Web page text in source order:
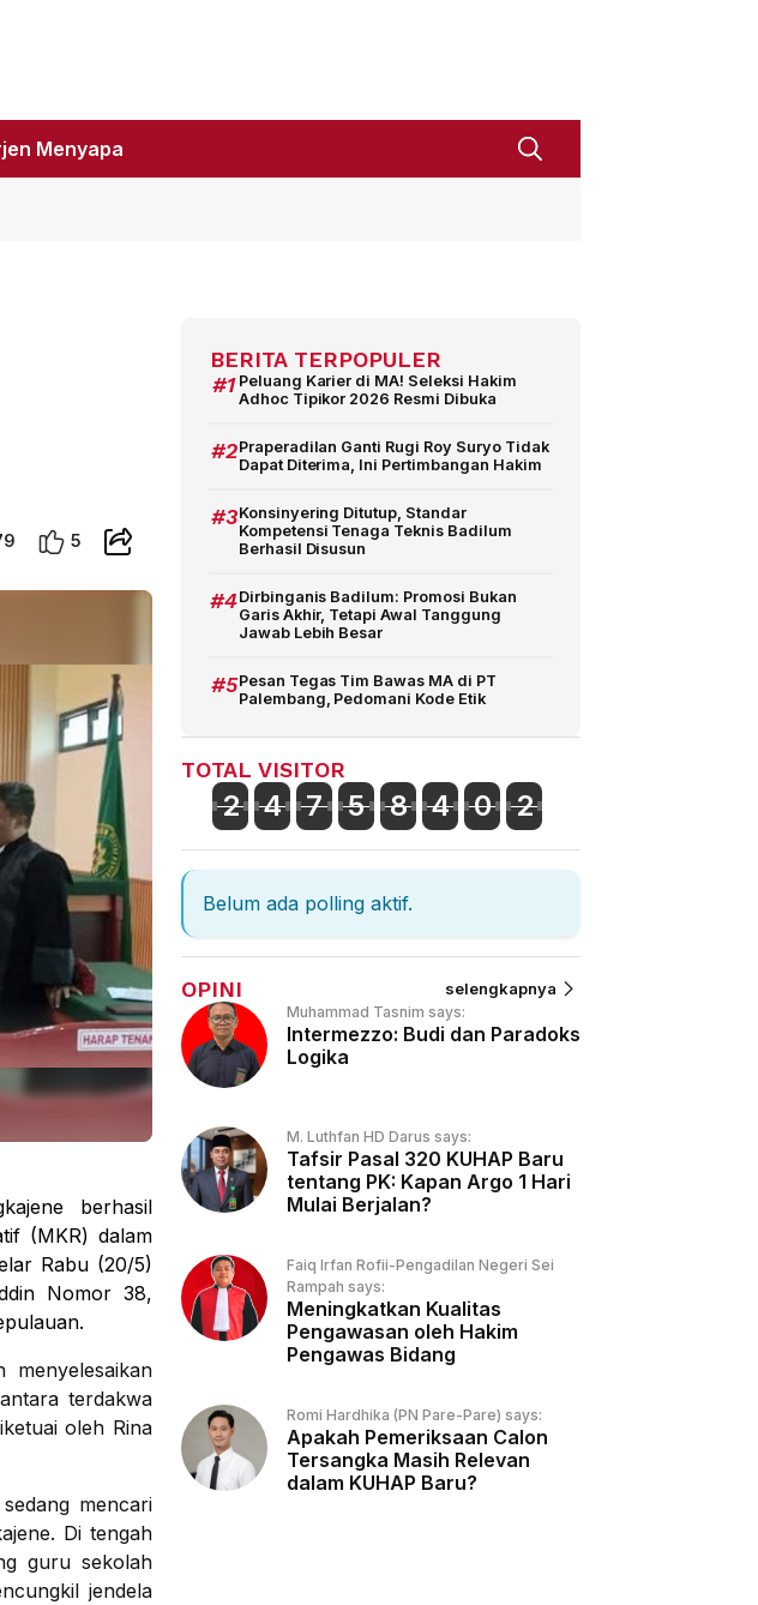
Menyapa
5
berhasil
(MKR) dalam
Rabu (20/5)
Nomor 38,
menyelesaikan
terdakwa
oleh Rina
mencari
Di tengah
guru sekolah
jendela
BERITA TERPOPULER
#1 Peluang Karier di MA! Seleksi Hakim
Adhoc Tipikor 2026 Resmi Dibuka
#2Praperadilan Ganti Rugi Roy Suryo Tidak
Dapat Diterima, Ini Pertimbangan Hakim
#3Konsinyering Ditutup, Standar
Kompetensi Tenaga Teknis Badilum
Berhasil Disusun
#4Dirbinganis Badilum: Promosi Bukan
Garis Akhir, Tetapi Awal Tanggung
Jawab Lebih Besar
#5Pesan Tegas Tim Bawas MA di PT
Palembang, Pedomani Kode Etik
TOTAL VISITOR
2 4 7 5 8 4 0 2
Belum ada polling aktif.
OPINI selengkapnya
Muhammad Tasnim says:
Intermezzo: Budi dan Paradoks
Logika
M. Luthfan HD Darus says:
Tafsir Pasal 320 KUHAP Baru
tentang PK: Kapan Argo 1 Hari
Mulai Berjalan?
Faiq Irfan Rofii-Pengadilan Negeri Sei
Rampah says:
Meningkatkan Kualitas
Pengawasan oleh Hakim
Pengawas Bidang
Romi Hardhika (PN Pare-Pare) says:
Apakah Pemeriksaan Calon
Tersangka Masih Relevan
dalam KUHAP Baru?